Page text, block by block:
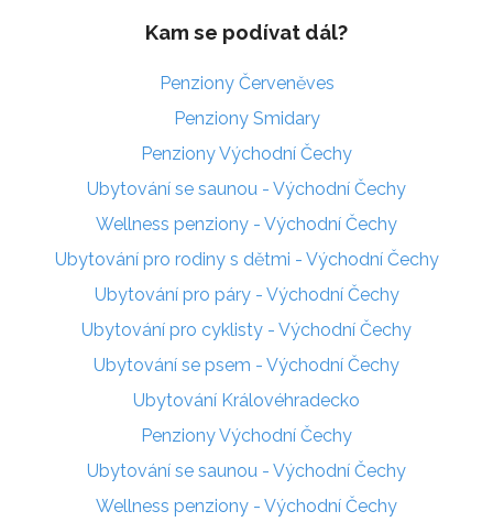
Kam se podívat dál?
Penziony Červeněves
Penziony Smidary
Penziony Východní Čechy
Ubytování se saunou - Východní Čechy
Wellness penziony - Východní Čechy
Ubytování pro rodiny s dětmi - Východní Čechy
Ubytování pro páry - Východní Čechy
Ubytování pro cyklisty - Východní Čechy
Ubytování se psem - Východní Čechy
Ubytování Královéhradecko
Penziony Východní Čechy
Ubytování se saunou - Východní Čechy
Wellness penziony - Východní Čechy